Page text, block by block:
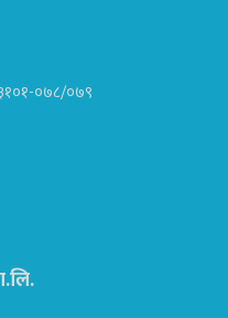
३१०१-०७८/०७९